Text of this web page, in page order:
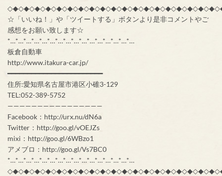
☆「いいね！」や「ツイートする」ボタンより是非コメントやご
感想をお願い致します☆
*…*…*…*…*…*…*…*…*…*…*…*…*…*…*…*…
板倉自動車
http://www.itakura-car.jp/
━━━━━━━━━━━━━━━━━━━━━━━━
住所:愛知県名古屋市港区小碓3-129
TEL:052-389-5752
————————————————
Facebook：http://urx.nu/dN6a
Twitter：http://goo.gl/vOEJZs
mixi：http://goo.gl/6WBzo1
アメブロ：http://goo.gl/Vs7BC0
*…*…*…*…*…*…*…*…*…*…*…*…*…*…*…*…